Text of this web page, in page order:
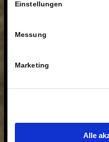
Einstellungen
Messung
Marketing
Alle